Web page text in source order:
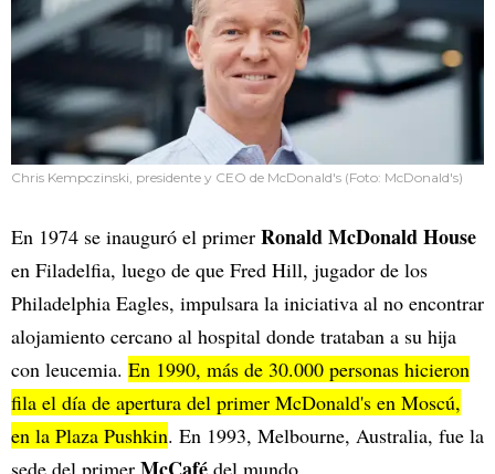
Chris Kempczinski, presidente y CEO de McDonald's (Foto: McDonald's)
En 1974 se inauguró el primer Ronald McDonald House
en Filadelfia, luego de que Fred Hill, jugador de los
Philadelphia Eagles, impulsara la iniciativa al no encontrar
alojamiento cercano al hospital donde trataban a su hija
con leucemia. En 1990, más de 30.000 personas hicieron
fila el día de apertura del primer McDonald's en Moscú,
en la Plaza Pushkin. En 1993, Melbourne, Australia, fue la